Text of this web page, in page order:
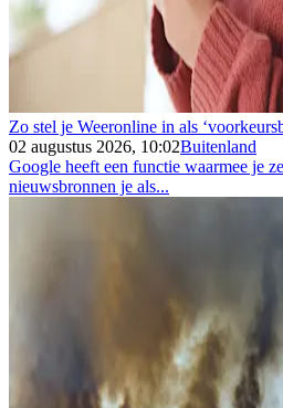
Zo stel je Weeronline in als
02 augustus 2026, 10:02Buitenland
Google heeft een functie waarmee je
nieuwsbronnen je als...